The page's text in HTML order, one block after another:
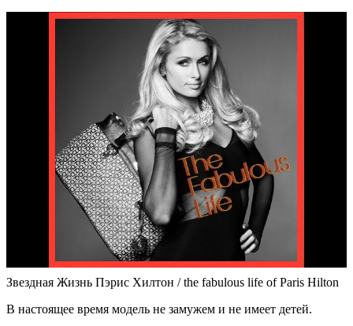
Звездная Жизнь Пэрис Хилтон / the fabulous life of Paris Hilton
В настоящее время модель не замужем и не имеет детей.